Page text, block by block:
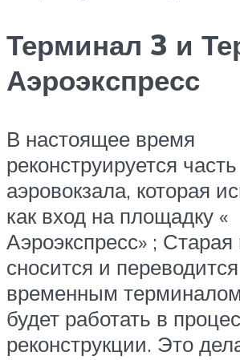
Терминал 3 и
Аэроэкспресс
В настоящее время
реконструируется часть
аэровокзала, которая
как вход на площадку «
Аэроэкспресс» ;
сносится и
временным
будет работать в
реконструкции. Это